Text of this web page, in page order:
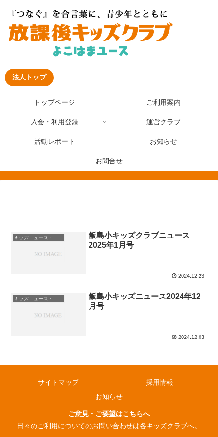
法人トップ
トップページ ご利用案内
入会・利用登録 運営クラブ
活動レポート お知らせ
お問合せ
キッズニュース・お知らせ
飯島小キッズクラブニュース
2025年1月号
2024.12.23
キッズニュース・お知らせ
飯島小キッズニュース2024年12
月号
2024.12.03
サイトマップ
採用情報
お知らせ
ご意見・ご要望はこちらへ
日々のご利用についてのお問い合わせは各キッズクラブへ。